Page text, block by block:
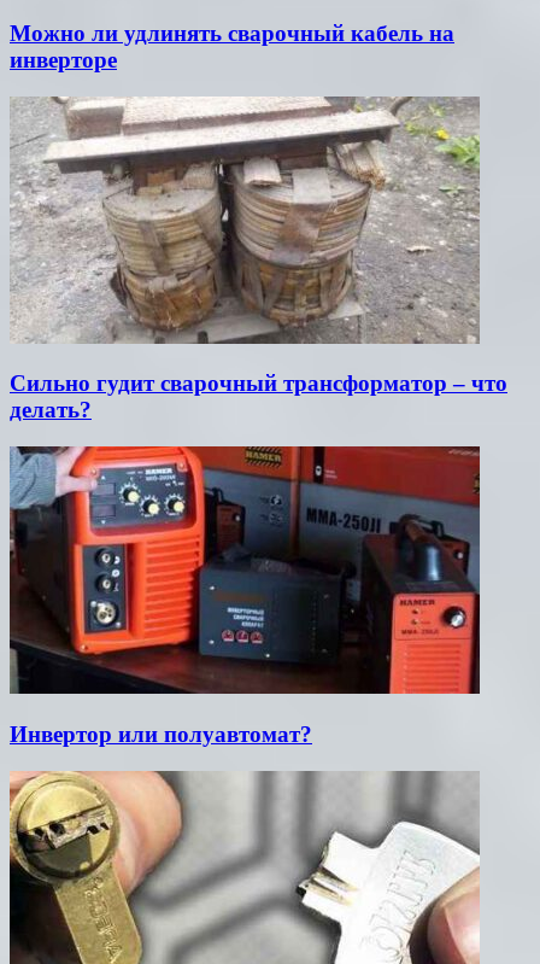
Можно ли удлинять сварочный кабель на
инверторе
Сильно гудит сварочный трансформатор – что
делать?
Инвертор или полуавтомат?